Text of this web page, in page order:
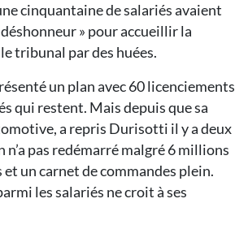
cinquantaine de salariés avaient
» pour accueillir la
tribunal par des huées.
un plan avec 60 licenciements
qui restent. Mais depuis que sa
a repris Durisotti il y a deux
n’a pas redémarré malgré 6 millions
et un carnet de commandes plein.
les salariés ne croit à ses